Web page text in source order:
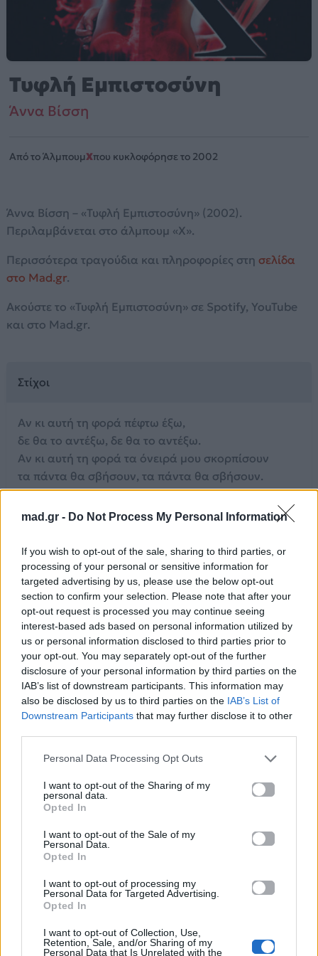
mad.gr - Do Not Process My Personal Information
If you wish to opt-out of the sale, sharing to third parties, or
processing of your personal or sensitive information for
targeted advertising by us, please use the below opt-out
section to confirm your selection. Please note that after your
opt-out request is processed you may continue seeing
interest-based ads based on personal information utilized by
us or personal information disclosed to third parties prior to
your opt-out. You may separately opt-out of the further
disclosure of your personal information by third parties on the
IAB’s list of downstream participants. This information may
also be disclosed by us to third parties on the IAB’s List of
Downstream Participants that may further disclose it to other
Personal Data Processing Opt Outs
I want to opt-out of the Sharing of my
personal data.
Opted In
I want to opt-out of the Sale of my
Personal Data.
Opted In
I want to opt-out of processing my
Personal Data for Targeted Advertising.
Opted In
I want to opt-out of Collection, Use,
Retention, Sale, and/or Sharing of my
Personal Data that Is Unrelated with the
Τυφλή Εμπιστοσύνη
Άννα Βίσση
Από το ΆλμπουμXπου κυκλοφόρησε το 2002
Άννα Βίσση – «Τυφλή Εμπιστοσύνη» (2002).
Περιλαμβάνεται στο άλμπουμ «X».
Περισσότερα τραγούδια και πληροφορίες στη σελίδα
στο Mad.gr.
Ακούστε το «Τυφλή Εμπιστοσύνη» σε Spotify, YouTube
και στο Mad.gr.
Στίχοι
Αν κι αυτή τη φορά πέφτω έξω,
δε θα το αντέξω, δε θα το αντέξω.
Αν κι αυτή τη φορά τα όνειρά μου σκορπίσουν
τα πάντα θα σβήσουν, τα πάντα θα σβήσουν.
κάπου πρέπει ν’ ακουμπήσω,
Από κάπου πρέπει κι εγώ να πιαστώ
να συνεχίσω να ζω!
Σου έχω τυφλή, σου έχω τυφλή εμπιστοσύνη.
Σου έχω τυφλή, σου έχω τυφλή εμπιστοσύνη.
Αν την χάσω κι αυτή,
στον κόσμο τίποτα δε θα μου μείνει.
Η καρδιά μου θα σπάσει,
όλη η ζωή μου θρύψαλα θα γίνει.
Σου έχω τυφλή, σου έχω τυφλή εμπιστοσύνη.
Σου έχω τυφλή, σου έχω τυφλή εμπιστοσύνη.
Αν της αγάπης ο δείχτης πάψει πια να γυρίζει,
τίποτα δε θ’ αξίζει, τίποτε δε θ’ αξίζει.
Αν το ψέμα ξανά την αλήθεια σκοτώσει,
πες μου ποιος θα με σώσει, εμένα ποιος θα με
σώσει!
Όμως δεν μπορώ να σταματήσω,
κάπου πρέπει ν’ ακουμπήσω,
Από κάπου πρέπει κι εγώ να πιαστώ
να συνεχίσω να ζω!